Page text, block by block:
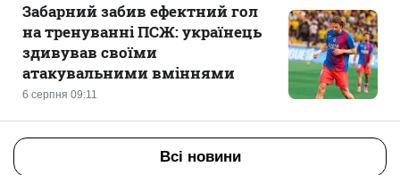
6 серпня 09:11
Забарний забив ефектний гол
на тренуванні ПСЖ: українець
здивував своїми
атакувальними вміннями
Всі новини